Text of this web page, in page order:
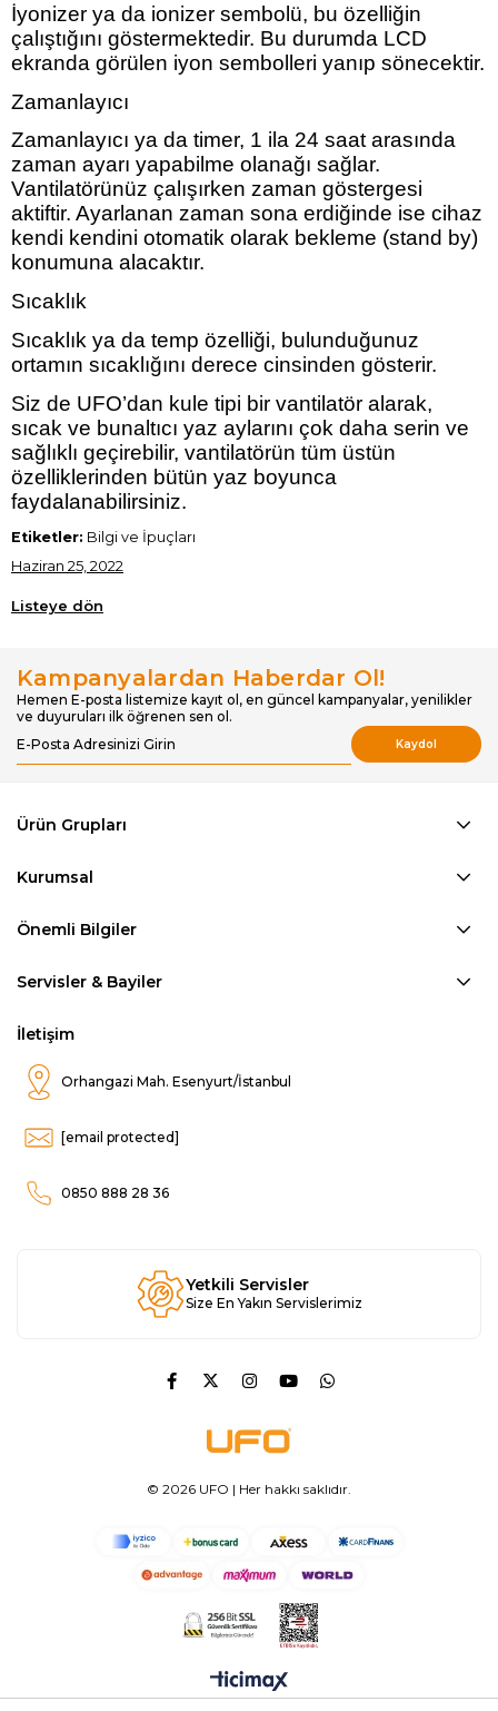
İyonizer ya da ionizer sembolü, bu özelliğin
çalıştığını göstermektedir. Bu durumda LCD
ekranda görülen iyon sembolleri yanıp sönecektir.
Zamanlayıcı
Zamanlayıcı ya da timer, 1 ila 24 saat arasında
zaman ayarı yapabilme olanağı sağlar.
Vantilatörünüz çalışırken zaman göstergesi
aktiftir. Ayarlanan zaman sona erdiğinde ise cihaz
kendi kendini otomatik olarak bekleme (stand by)
konumuna alacaktır.
Sıcaklık
Sıcaklık ya da temp özelliği, bulunduğunuz
ortamın sıcaklığını derece cinsinden gösterir.
Siz de UFO’dan kule tipi bir vantilatör alarak,
sıcak ve bunaltıcı yaz aylarını çok daha serin ve
sağlıklı geçirebilir, vantilatörün tüm üstün
özelliklerinden bütün yaz boyunca
faydalanabilirsiniz.
Etiketler: Bilgi ve İpuçları
Haziran 25, 2022
Listeye dön
Kampanyalardan Haberdar Ol!
Hemen E-posta listemize kayıt ol, en güncel kampanyalar, yenilikler
ve duyuruları ilk öğrenen sen ol.
Kaydol
Ürün Grupları
Kurumsal
Önemli Bilgiler
Servisler & Bayiler
İletişim
Orhangazi Mah. Esenyurt/İstanbul
[email protected]
0850 888 28 36
Yetkili Servisler
Size En Yakın Servislerimiz
© 2026 UFO | Her hakkı saklıdır.